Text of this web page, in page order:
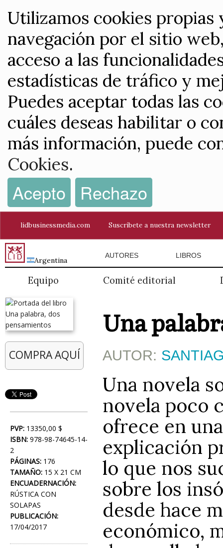
Utilizamos cookies
navegación por el sitio
acceso a las
estadísticas de tráfico y
Puedes aceptar todas las
cuáles deseas habilitar o
más información, puede
Cookies.
Acepto Rechazo
lidbusinessmedia.com Suscríbete a nuestra newsletter
Argentina
AUTORES LIBROS
Equipo Comité editorial
COMPRA AQUÍ
PVP: 13350,00 $
ISBN: 978-98-74645-14-
2
PÁGINAS: 176
TAMAÑO: 15 X 21 CM
ENCUADERNACIÓN:
RÚSTICA CON
SOLAPAS
PUBLICACIÓN:
17/04/2017
Una
AUTOR:
Una novela
novela poco
ofrece en
explicación
lo que nos
sobre los
desde hace
económico,